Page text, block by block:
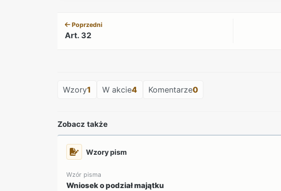
Poprzedni
Art. 32
Wzory1 W akcie4 Komentarze0
Zobacz także
Wzory pism
Wzór pisma
Wniosek o podział majątku